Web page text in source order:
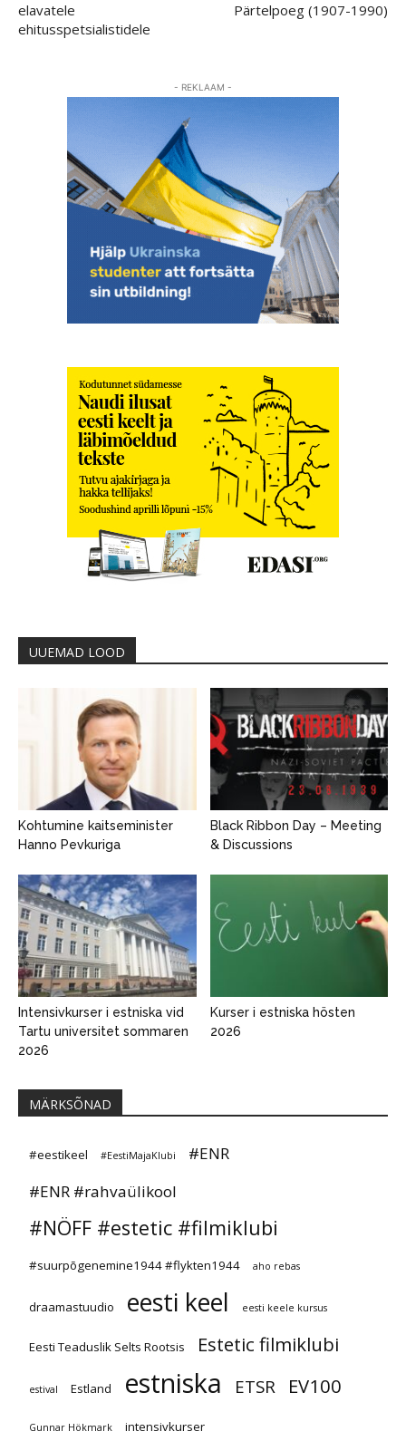
elavatele
ehitusspetsialistidele
Pärtelpoeg (1907-1990)
- REKLAAM -
UUEMAD LOOD
Kohtumine kaitseminister
Hanno Pevkuriga
Black Ribbon Day – Meeting
& Discussions
Intensivkurser i estniska vid
Tartu universitet sommaren
2026
Kurser i estniska hösten
2026
MÄRKSÕNAD
#eestikeel #EestiMajaKlubi
#ENR
#ENR #rahvaülikool
#NÖFF #estetic #filmiklubi
#suurpõgenemine1944 #flykten1944 aho rebas
draamastuudio eesti keel eesti keele kursus
Eesti Teaduslik Selts Rootsis Estetic filmiklubi
estival Estland estniska ETSR EV100
Gunnar Hökmark intensivkurser